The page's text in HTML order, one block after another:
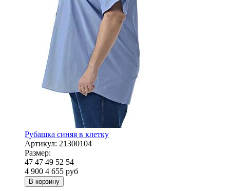
Рубашка синяя в клетку
Артикул: 21300104
Размер:
47 47 49 52 54
4 900 4 655 руб
В корзину